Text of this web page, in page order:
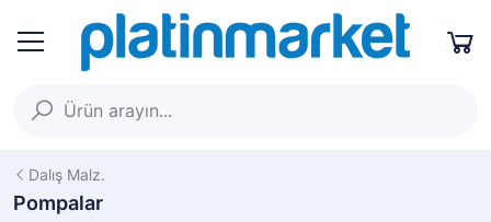
Dalış Malz.
Pompalar